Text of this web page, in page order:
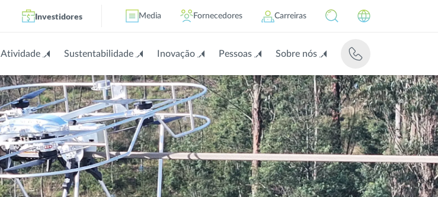
Investidores Media Fornecedores Carreiras
Atividade Sustentabilidade Inovação Pessoas Sobre nós